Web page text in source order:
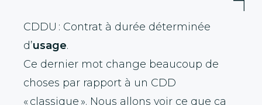
CDDU : Contrat à durée déterminée
d’usage.
Ce dernier mot change beaucoup de
choses par rapport à un CDD
« classique ». Nous allons voir ce que ça